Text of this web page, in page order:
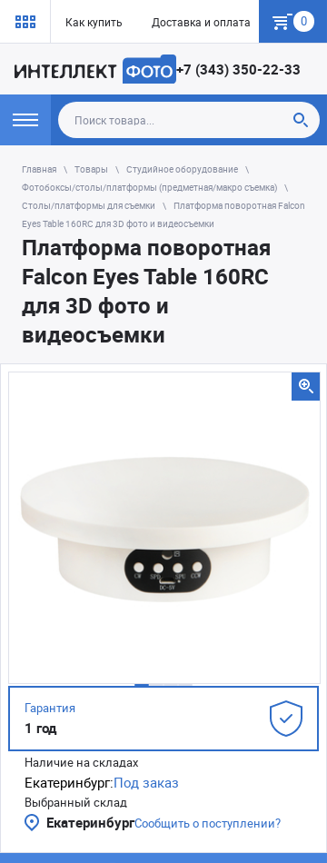
Как купить Доставка и оплата Гарантия
0
+7 (343) 350-22-33
Главная Товары
Студийное оборудование
Фотобоксы/столы/платформы (предметная/макро съемка)
Столы/платформы для съемки
Платформа поворотная Falcon
Eyes Table 160RC для 3D фото и видеосъемки
Платформа поворотная
Falcon Eyes Table 160RC
для 3D фото и
видеосъемки
Гарантия
1 год
Наличие на складах
Екатеринбург:Под заказ
Выбранный склад
ЕкатеринбургСообщить о поступлении?